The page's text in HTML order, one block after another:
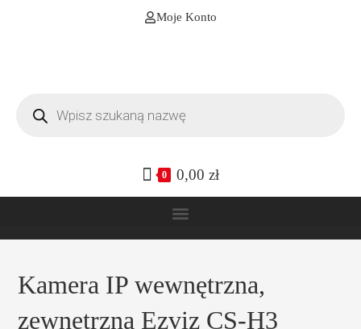
Moje Konto
0 0,00 zł
Kamera IP wewnętrzna,
zewnętrzna Ezviz CS-H3